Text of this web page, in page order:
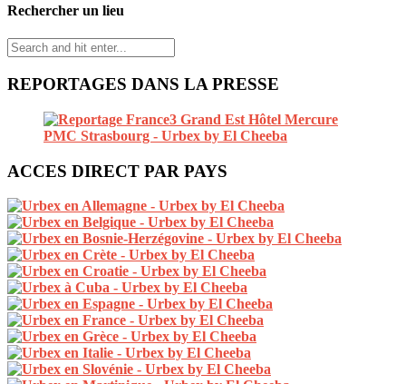
Rechercher un lieu
REPORTAGES DANS LA PRESSE
ACCES DIRECT PAR PAYS